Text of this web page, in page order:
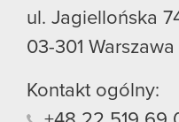
ul. Jagiellońska
03-301 Warszawa
Kontakt ogólny: